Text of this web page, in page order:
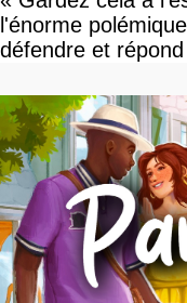
l'énorme
défendre et